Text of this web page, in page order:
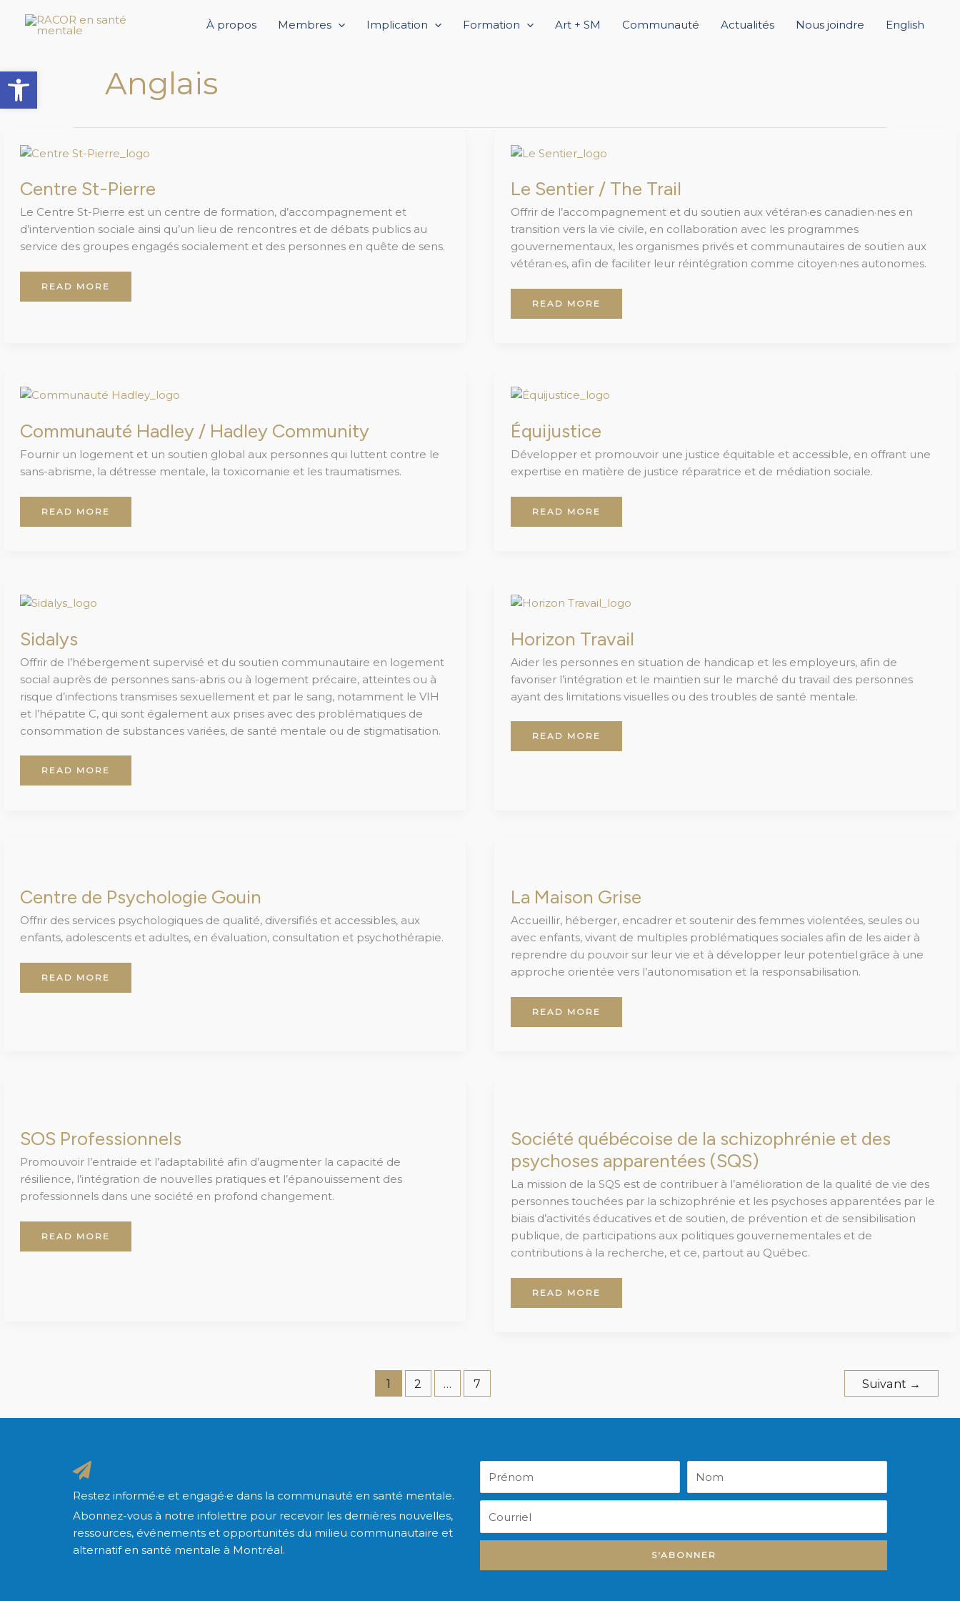
À propos Membres Implication Formation Art + SM Communauté Actualités Nous joindre English
Anglais
Centre St-Pierre
Le Centre St-Pierre est un centre de formation, d’accompagnement et
d’intervention sociale ainsi qu’un lieu de rencontres et de débats publics au
service des groupes engagés socialement et des personnes en quête de sens.
CENTRE
ST-
READ MORE
Le Sentier / The Trail
Offrir de l’accompagnement et du soutien aux vétéran·es canadien·nes en
transition vers la vie civile, en collaboration avec les programmes
gouvernementaux, les organismes privés et communautaires de soutien aux
vétéran·es, afin de faciliter leur réintégration comme citoyen·nes autonomes.
LE
SENTIER
TRAIL
READ MORE
Communauté Hadley / Hadley Community
Fournir un logement et un soutien global aux personnes qui luttent contre le
sans-abrisme, la détresse mentale, la toxicomanie et les traumatismes.
COMMUNAUTÉ
HADLEY
READ MORE
Équijustice
Développer et promouvoir une justice équitable et accessible, en offrant une
expertise en matière de justice réparatrice et de médiation sociale.
ÉQUIJUSTICE
READ MORE
Sidalys
Offrir de l’hébergement supervisé et du soutien communautaire en logement
social auprès de personnes sans-abris ou à logement précaire, atteintes ou à
risque d’infections transmises sexuellement et par le sang, notamment le VIH
et l’hépatite C, qui sont également aux prises avec des problématiques de
consommation de substances variées, de santé mentale ou de stigmatisation.
SIDALYS
READ MORE
Horizon Travail
Aider les personnes en situation de handicap et les employeurs, afin de
favoriser l’intégration et le maintien sur le marché du travail des personnes
ayant des limitations visuelles ou des troubles de santé mentale.
HORIZON
TRAVAIL
READ MORE
Centre de Psychologie Gouin
Offrir des services psychologiques de qualité, diversifiés et accessibles, aux
enfants, adolescents et adultes, en évaluation, consultation et psychothérapie.
READ MORE
La Maison Grise
Accueillir, héberger, encadrer et soutenir des femmes violentées, seules ou
avec enfants, vivant de multiples problématiques sociales afin de les aider à
reprendre du pouvoir sur leur vie et à développer leur potentiel grâce à une
approche orientée vers l’autonomisation et la responsabilisation.
READ MORE
SOS Professionnels
Promouvoir l’entraide et l’adaptabilité afin d’augmenter la capacité de
résilience, l’intégration de nouvelles pratiques et l’épanouissement des
professionnels dans une société en profond changement.
READ MORE
Société québécoise de la schizophrénie et des
psychoses apparentées (SQS)
La mission de la SQS est de contribuer à l’amélioration de la qualité de vie des
personnes touchées par la schizophrénie et les psychoses apparentées par le
biais d’activités éducatives et de soutien, de prévention et de sensibilisation
publique, de participations aux politiques gouvernementales et de
contributions à la recherche, et ce, partout au Québec.
SCHIZOPHRÉNIE
ET
PSYCHOSES
APPARENTÉES
READ MORE
1 2 … 7 Suivant →
Restez informé·e et engagé·e dans la communauté en santé mentale.
Abonnez-vous à notre infolettre pour recevoir les dernières nouvelles,
ressources, événements et opportunités du milieu communautaire et
alternatif en santé mentale à Montréal.
S'ABONNER
Ouvrir la barre d’outils